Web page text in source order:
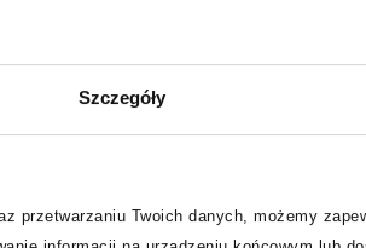
Szczegóły
przetwarzaniu Twoich danych, możemy
Kup bilet